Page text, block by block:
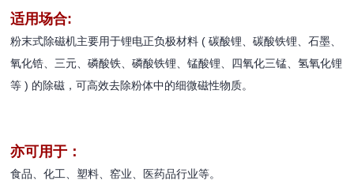
适用场合:
粉末式除磁机主要用于锂电正负极材料 ( 碳酸锂、碳酸铁锂、石墨、
氧化锆、三元、磷酸铁、磷酸铁锂、锰酸锂、四氧化三锰、氢氧化锂
等 ) 的除磁，可高效去除粉体中的细微磁性物质。
亦可用于：
食品、化工、塑料、窑业、医药品行业等。